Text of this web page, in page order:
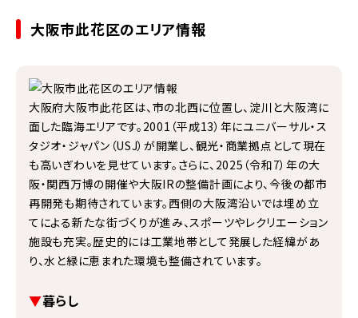
大阪市此花区のエリア情報
大阪府大阪市此花区は、市の北西に位置し、淀川と大阪湾に
面した臨海エリアです。2001（平成13）年にユニバーサル・ス
タジオ・ジャパン（USJ）が開業し、観光・商業拠点として現在
も高いぎわいを見せています。さらに、2025（令和7）年の大
阪・関西万博の開催や大阪IRの整備計画により、今後の都市
再開発も期待されています。西側の大阪湾沿いでは埋め立
てによる新たな街づくりが進み、スポーツやレクリエーション
施設も充実。歴史的には工業地帯として発展した経緯があ
り、水と緑に恵まれた環境も整備されています。
▼暮らし